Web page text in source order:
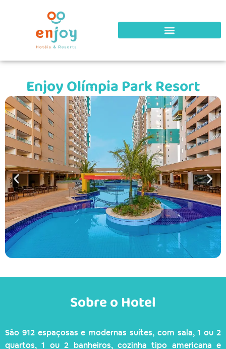
Enjoy Olímpia Park Resort
Sobre o Hotel
São 912 espaçosas e modernas suítes, com sala, 1 ou 2
quartos, 1 ou 2 banheiros, cozinha tipo americana e